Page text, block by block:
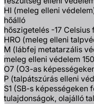
HI (meleg elleni
hőálló
hőszigetelés -17 Celsius
HRO (meleg elleni
M (lábfej metatarzális
meleg elleni védelem
O7 (O3-as
P (talpátszúrás elleni
S1 (SB-s
tulajdonságok, olajálló